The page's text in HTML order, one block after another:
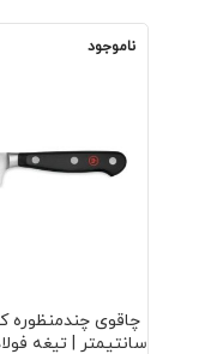
ناموجود
سانتیمتر | تیغه